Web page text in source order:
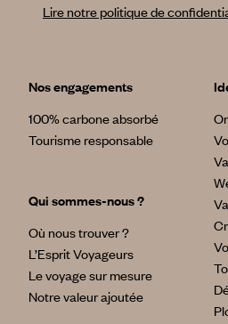
Lire notre politique de
Nos engagements
100% carbone absorbé
Tourisme responsable
Qui sommes-nous ?
Où nous trouver ?
L’Esprit Voyageurs
Le voyage sur mesure
Notre valeur ajoutée